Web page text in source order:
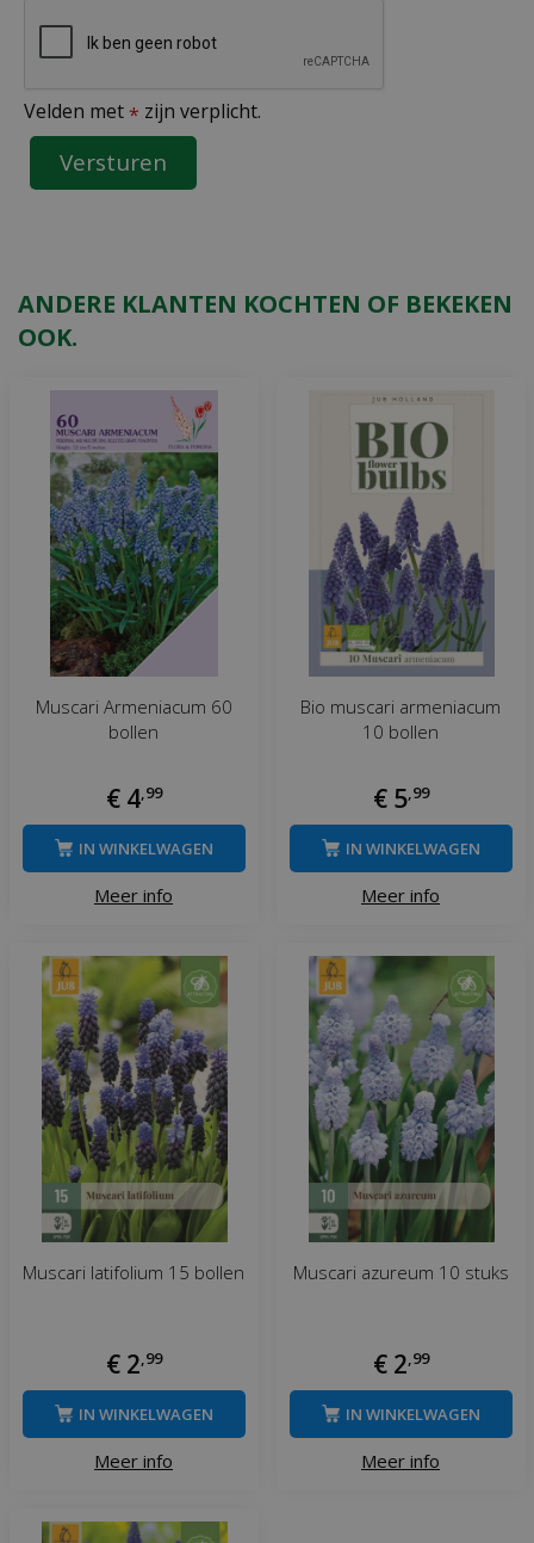
Velden met * zijn verplicht.
ANDERE KLANTEN KOCHTEN OF BEKEKEN
OOK.
Muscari Armeniacum 60
bollen
€ 4,99
Meer info
IN WINKELWAGEN
Bio muscari armeniacum
10 bollen
€ 5,99
Meer info
IN WINKELWAGEN
Muscari latifolium 15 bollen
€ 2,99
Meer info
IN WINKELWAGEN
Muscari azureum 10 stuks
€ 2,99
Meer info
IN WINKELWAGEN